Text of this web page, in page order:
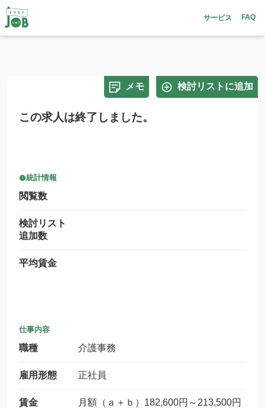
サービス FAQ
メモ 検討リストに追加
この求人は終了しました。
統計情報
閲覧数
検討リスト
追加数
平均賃金
仕事内容
職種 介護事務
雇用形態 正社員
賃金 月額（ａ＋ｂ）182,600円～213,500円